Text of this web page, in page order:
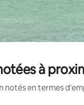
à
notés en termes